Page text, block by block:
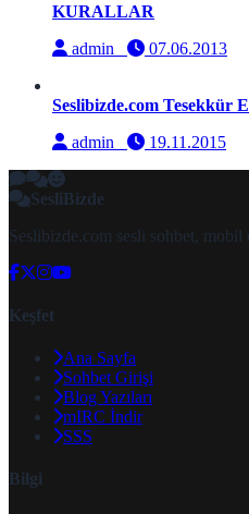
KURALLAR
admin
07.06.2013
Seslibizde.com Tesekkür
admin
19.11.2015
SesliBizde
Seslibizde.com sesli sohbet, mobil
Keşfet
Ana Sayfa
Sohbet Girişi
Blog Yazıları
mIRC İndir
SSS
Bilgi